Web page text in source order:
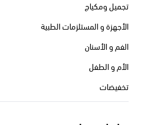
تجميل ومكياج
الأجهزة و المستلزمات الطبية
الفم و الأسنان
الأم و الطفل
تخفيضات